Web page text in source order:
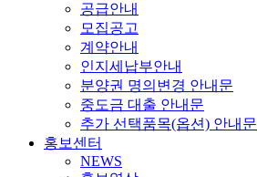
공급안내
모집공고
계약안내
인지세납부안내
분양권 명의변경 안내문
중도금 대출 안내문
추가 선택품목(옵션) 안내문
홍보센터
NEWS